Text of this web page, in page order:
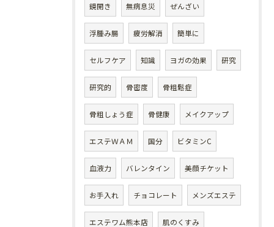
鏡開き 無病息災 ぜんざい
浮腫み腸 疲労解消 簡単に
セルフケア 知識 ヨガの効果 研究
研究的 骨密度 骨粗鬆症
骨粗しょう症 骨健康 メイクアップ
エステＷＡＭ 国分 ビタミンC
血液力 バレンタイン 美顔チケット
お手入れ チョコレート メンズエステ
エステワム熊本店 肌のくすみ